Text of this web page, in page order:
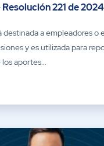
221 de 2024
destinada a empleadores o
y es utilizada para
aportes...